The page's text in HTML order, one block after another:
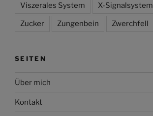
Viszerales System X-Signalsystem
Zucker Zungenbein Zwerchfell
SEITEN
Über mich
Kontakt